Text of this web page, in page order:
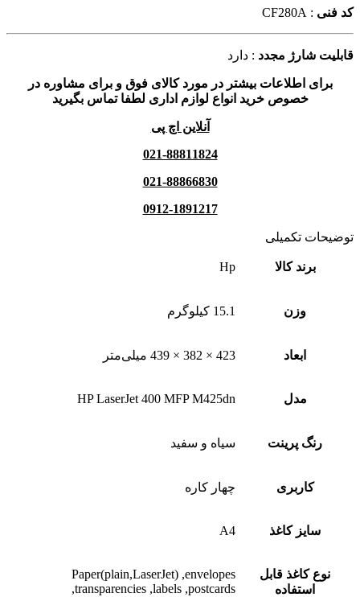
کد فنی : CF280A
قابلیت شارژ مجدد : دارد
برای اطلاعات بیشتر در مورد کالای فوق و برای مشاوره در
خصوص خرید انواع لوازم اداری لطفا تماس بگیرید
آنلاین اچ پی
021-88811824
021-88866830
0912-1891217
توضیحات تکمیلی
برند کالا Hp
وزن 15.1 کیلوگرم
ابعاد 423 × 382 × 439 میلی‌متر
مدل HP LaserJet 400 MFP M425dn
رنگ پرینت سیاه و سفید
کاربری چهار کاره
سایز کاغذ A4
نوع کاغذ قابل
استفاده
Paper(plain,LaserJet) ,envelopes
,transparencies ,labels ,postcards